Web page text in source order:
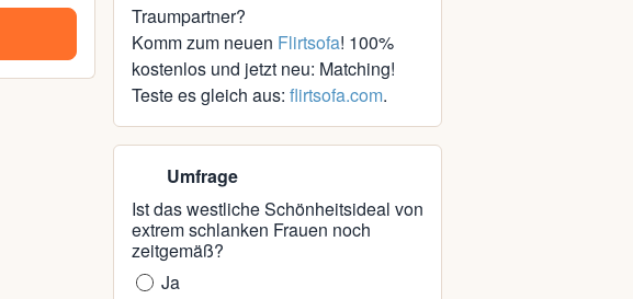
Traumpartner?
Komm zum neuen Flirtsofa! 100%
kostenlos und jetzt neu: Matching!
Teste es gleich aus: flirtsofa.com.
Umfrage
Ist das westliche Schönheitsideal von
extrem schlanken Frauen noch
zeitgemäß?
Ja